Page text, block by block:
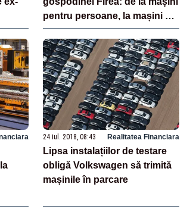
pentru persoane, la mașini de
spălat și de gătit
24 iul. 2018, 08:43 Realitatea Financiara
Lipsa instalațiilor de testare
obligă Volkswagen să trimită
mașinile în parcare